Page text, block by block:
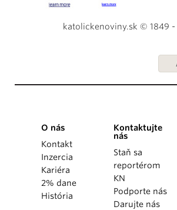
katolickenoviny.sk © 1849 -
O nás
Kontakt
Inzercia
Kariéra
2% dane
História
Kontaktujte
nás
Staň sa
reportérom
KN
Podporte nás
Darujte nás